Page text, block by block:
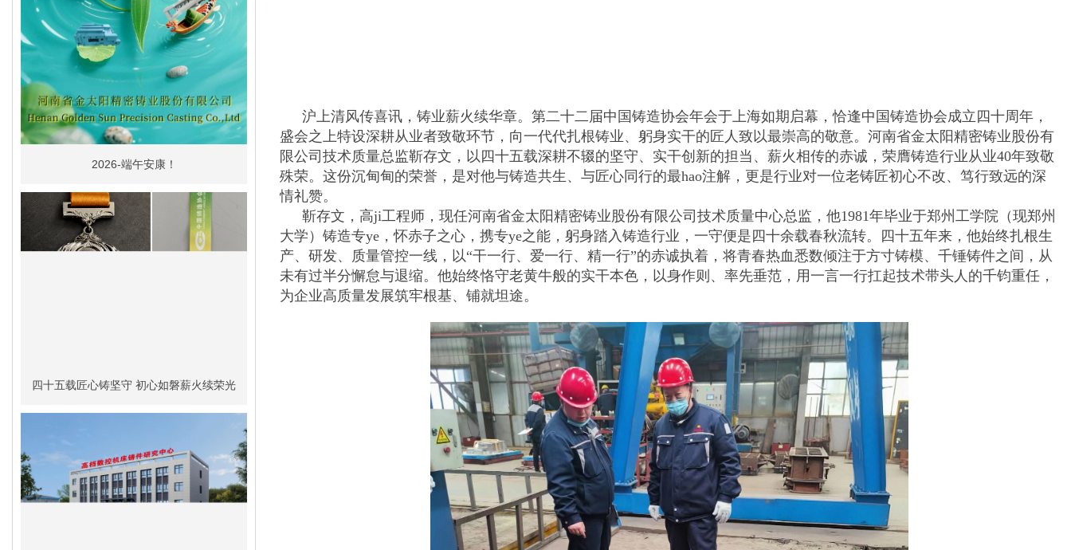
2026-端午安康！
四十五载匠心铸坚守 初心如磐薪火续荣光
沪上清风传喜讯，铸业薪火续华章。第二十二届中国铸造协会年会于上海如期启幕，恰逢中国铸造协会成立四十周年，
盛会之上特设深耕从业者致敬环节，向一代代扎根铸业、躬身实干的匠人致以最崇高的敬意。河南省金太阳精密铸业股份有
限公司技术质量总监靳存文，以四十五载深耕不辍的坚守、实干创新的担当、薪火相传的赤诚，荣膺铸造行业从业40年致敬
殊荣。这份沉甸甸的荣誉，是对他与铸造共生、与匠心同行的最hao注解，更是行业对一位老铸匠初心不改、笃行致远的深
情礼赞。
靳存文，高ji工程师，现任河南省金太阳精密铸业股份有限公司技术质量中心总监，他1981年毕业于郑州工学院（现郑州
大学）铸造专ye，怀赤子之心，携专ye之能，躬身踏入铸造行业，一守便是四十余载春秋流转。四十五年来，他始终扎根生
产、研发、质量管控一线，以“干一行、爱一行、精一行”的赤诚执着，将青春热血悉数倾注于方寸铸模、千锤铸件之间，从
未有过半分懈怠与退缩。他始终恪守老黄牛般的实干本色，以身作则、率先垂范，用一言一行扛起技术带头人的千钧重任，
为企业高质量发展筑牢根基、铺就坦途。